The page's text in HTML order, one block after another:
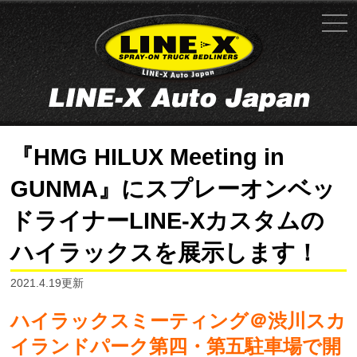
『HMG HILUX Meeting in
GUNMA』にスプレーオンベッ
ドライナーLINE-Xカスタムの
ハイラックスを展示します！
2021.4.19更新
ハイラックスミーティング＠渋川スカ
イランドパーク第四・第五駐車場で開